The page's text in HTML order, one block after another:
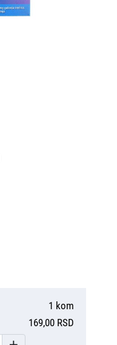
1 kom
169,00 RSD